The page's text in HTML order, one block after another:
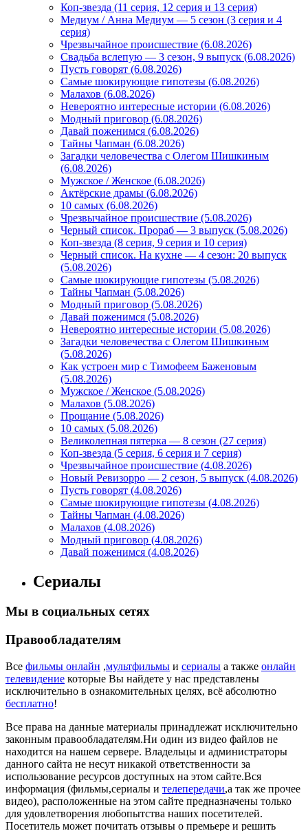
Коп-звезда (11 серия, 12 серия и 13 серия)
Медиум / Анна Медиум — 5 сезон (3 серия и 4
серия)
Чрезвычайное происшествие (6.08.2026)
Свадьба вслепую — 3 сезон, 9 выпуск (6.08.2026)
Пусть говорят (6.08.2026)
Самые шокирующие гипотезы (6.08.2026)
Малахов (6.08.2026)
Невероятно интересные истории (6.08.2026)
Модный приговор (6.08.2026)
Давай поженимся (6.08.2026)
Тайны Чапман (6.08.2026)
Загадки человечества с Олегом Шишкиным
(6.08.2026)
Мужское / Женское (6.08.2026)
Актёрские драмы (6.08.2026)
10 самых (6.08.2026)
Чрезвычайное происшествие (5.08.2026)
Черный список. Прораб — 3 выпуск (5.08.2026)
Коп-звезда (8 серия, 9 серия и 10 серия)
Черный список. На кухне — 4 сезон: 20 выпуск
(5.08.2026)
Самые шокирующие гипотезы (5.08.2026)
Тайны Чапман (5.08.2026)
Модный приговор (5.08.2026)
Давай поженимся (5.08.2026)
Невероятно интересные истории (5.08.2026)
Загадки человечества с Олегом Шишкиным
(5.08.2026)
Как устроен мир с Тимофеем Баженовым
(5.08.2026)
Мужское / Женское (5.08.2026)
Малахов (5.08.2026)
Прощание (5.08.2026)
10 самых (5.08.2026)
Великолепная пятерка — 8 сезон (27 серия)
Коп-звезда (5 серия, 6 серия и 7 серия)
Чрезвычайное происшествие (4.08.2026)
Новый Ревизорро — 2 сезон, 5 выпуск (4.08.2026)
Пусть говорят (4.08.2026)
Самые шокирующие гипотезы (4.08.2026)
Тайны Чапман (4.08.2026)
Малахов (4.08.2026)
Модный приговор (4.08.2026)
Давай поженимся (4.08.2026)
Сериалы
Мы в социальных сетях
Правообладателям
Все фильмы онлайн ,мультфильмы и сериалы а также онлайн
телевидение которые Вы найдете у нас представлены
исключительно в ознакомительных целях, всё абсолютно
бесплатно!
Все права на данные материалы принадлежат исключительно
законным правообладателям.Ни один из видео файлов не
находится на нашем сервере. Владельцы и администраторы
данного сайта не несут никакой ответственности за
использование ресурсов доступных на этом сайте.Вся
информация (фильмы,сериалы и телепередачи,а так же прочее
видео), расположенные на этом сайте предназначены только
для удовлетворения любопытства наших посетителей.
Посетитель может почитать отзывы о премьере и решить